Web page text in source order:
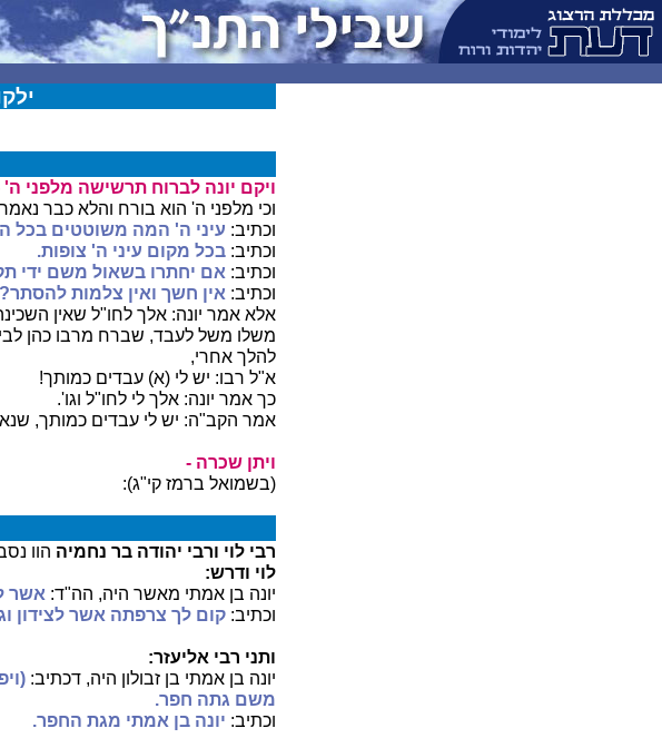
ויקם יונה לברוח תרשישה מלפני ה'
וכי מלפני ה' הוא בורח והלא כבר
וכתיב: עיני ה' המה משוטטים בכל
וכתיב: בכל מקום עיני ה' צופות.
וכתיב: אם יחתרו בשאול משם ידי
וכתיב: אין חשך ואין צלמות
אלא אמר יונה: אלך לחו"ל שאין
משלו משל לעבד, שברח מרבו כהן
להלך אחרי,
א"ל רבו: יש לי (א) עבדים כמותך!
כך אמר יונה: אלך לי לחו"ל וגו'.
אמר הקב"ה: יש לי עבדים כמותך,
ויתן שכרה -
(בשמואל ברמז קי"ג):
רבי לוי ורבי יהודה בר נחמיה הוו
לוי ודרש:
יונה בן אמתי מאשר היה, הה"ד: אשר
וכתיב: קום לך צרפתה אשר לצידון
ותני רבי אליעזר:
יונה בן אמתי בן זבולון היה, דכתיב:
משם גתה חפר.
וכתיב: יונה בן אמתי מגת החפר.